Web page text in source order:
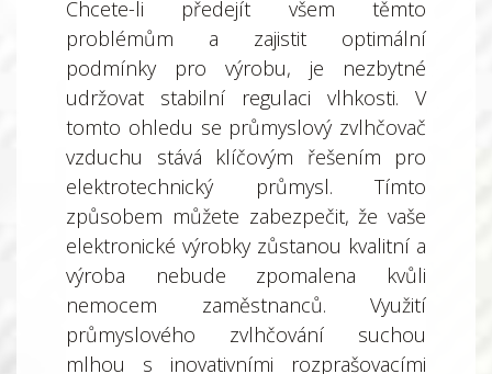
Chcete-li předejít všem těmto
problémům a zajistit optimální
podmínky pro výrobu, je nezbytné
udržovat stabilní regulaci vlhkosti. V
tomto ohledu se průmyslový zvlhčovač
vzduchu stává klíčovým řešením pro
elektrotechnický průmysl. Tímto
způsobem můžete zabezpečit, že vaše
elektronické výrobky zůstanou kvalitní a
výroba nebude zpomalena kvůli
nemocem zaměstnanců. Využití
průmyslového zvlhčování suchou
mlhou s inovativními rozprašovacími